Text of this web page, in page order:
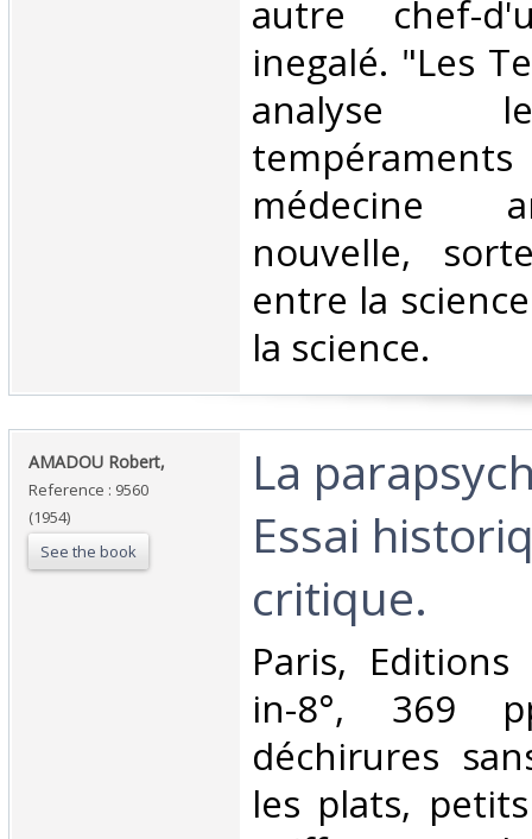
autre chef-
inegalé. "Les
analyse
médecine
nouvelle,
entre la
la science.‎
‎AMADOU Robert,‎
Reference : 9560
(1954)
See the book
‎La
Essai
critique.‎
‎Paris,
in-8°, 369
déchirures
les plats,